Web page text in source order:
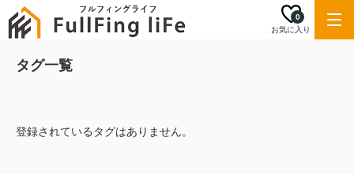
お気に入り
0
タグ一覧
登録されているタグはありません。